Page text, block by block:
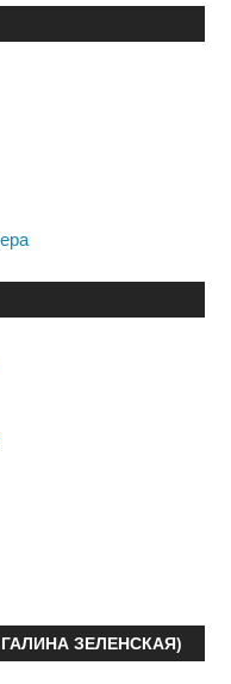
ЗЕЛЕНСКАЯ)